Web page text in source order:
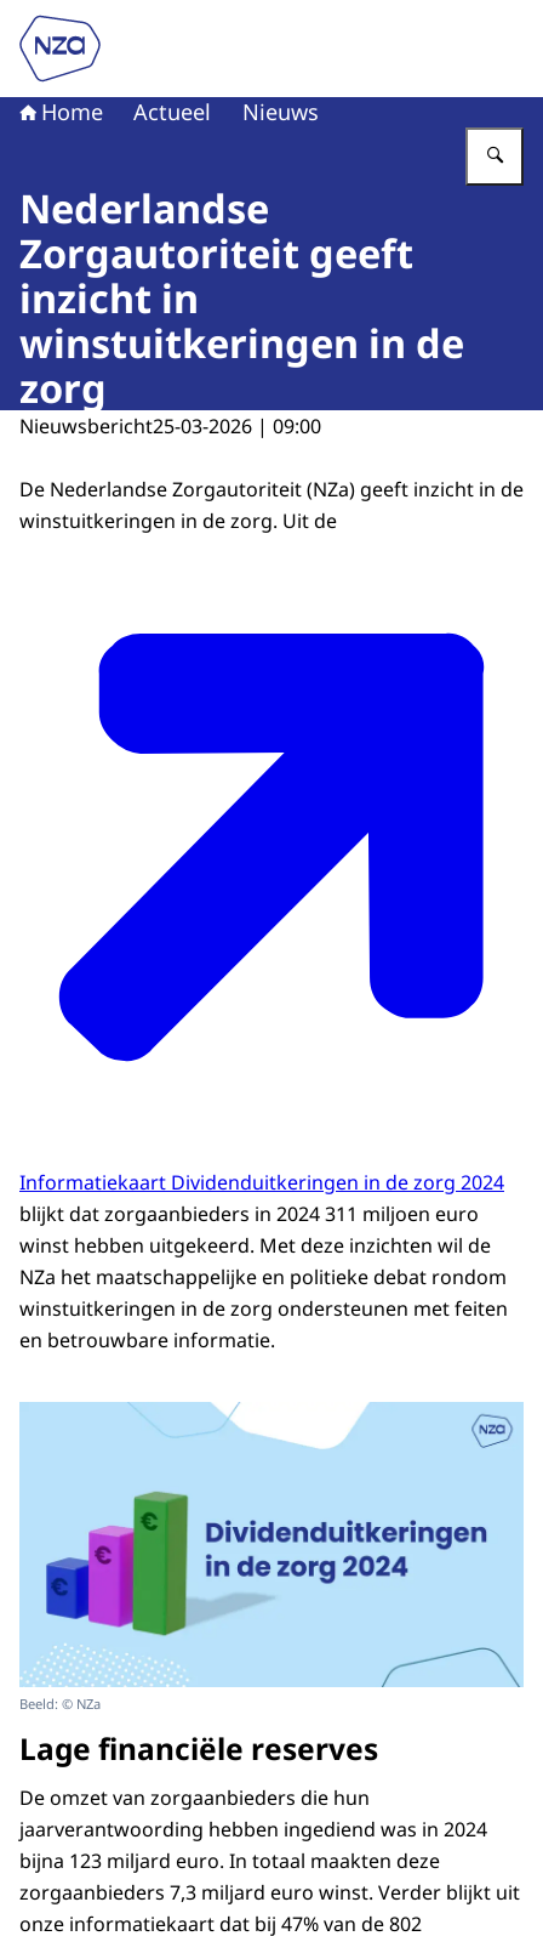
Naar de homepage van Nederlandse Zorgautoriteit
Home Actueel Nieuws
Nederlandse
Zorgautoriteit geeft
inzicht in
winstuitkeringen in de
zorg
Nieuwsbericht25-03-2026 | 09:00
De Nederlandse Zorgautoriteit (NZa) geeft inzicht in de
winstuitkeringen in de zorg. Uit de
Informatiekaart Dividenduitkeringen in de zorg 2024
blijkt dat zorgaanbieders in 2024 311 miljoen euro
winst hebben uitgekeerd. Met deze inzichten wil de
NZa het maatschappelijke en politieke debat rondom
winstuitkeringen in de zorg ondersteunen met feiten
en betrouwbare informatie.
Beeld: © NZa
Lage financiële reserves
De omzet van zorgaanbieders die hun
jaarverantwoording hebben ingediend was in 2024
bijna 123 miljard euro. In totaal maakten deze
zorgaanbieders 7,3 miljard euro winst. Verder blijkt uit
onze informatiekaart dat bij 47% van de 802